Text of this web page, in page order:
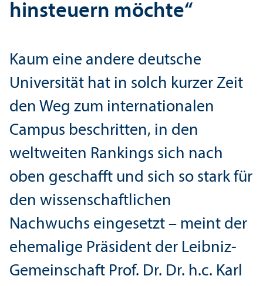
hinsteuern möchte“
Kaum eine andere deutsche
Universität hat in solch kurzer Zeit
den Weg zum internationalen
Campus beschritten, in den
weltweiten Rankings sich nach
oben geschafft und sich so stark für
den wissenschaft­lichen
Nachwuchs eingesetzt – meint der
ehemalige Präsident der Leibniz-
Gemeinschaft Prof. Dr. Dr. h.c. Karl